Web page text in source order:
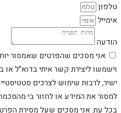
טלפון
אימייל
הודעה
אני מסכים שהפרטים שאמסור
וישמשו ליצירת קשר איתי בדוא"ל או
ישיר, לרבות שימוש לצרכים
למסור את המידע או לחזור בי
בכל עת. אני מסכים שעל מסירת